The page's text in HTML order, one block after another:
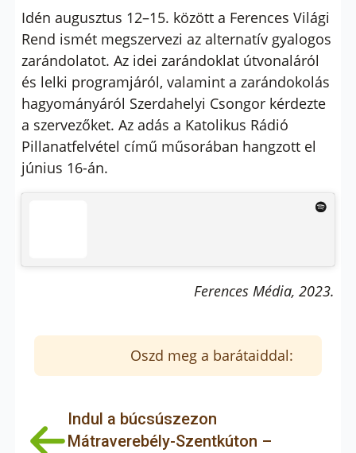
Idén augusztus 12–15. között a Ferences Világi
Rend ismét megszervezi az alternatív gyalogos
zarándolatot. Az idei zarándoklat útvonaláról
és lelki programjáról, valamint a zarándokolás
hagyományáról Szerdahelyi Csongor kérdezte
a szervezőket. Az adás a Katolikus Rádió
Pillanatfelvétel című műsorában hangzott el
június 16-án.
Ferences Média, 2023.
Oszd meg a barátaiddal:
Indul a búcsúszezon
Mátraverebély-Szentkúton –